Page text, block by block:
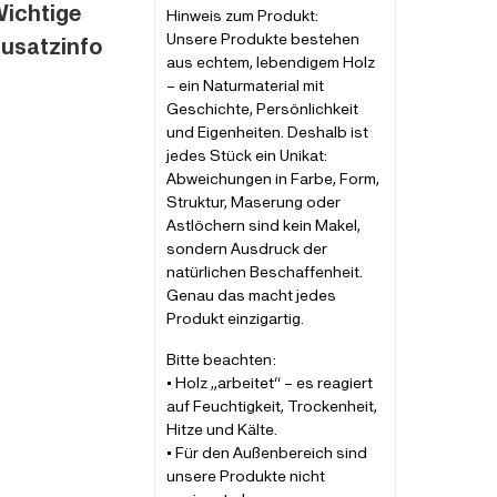
Hinweis zum Produkt:
Unsere Produkte bestehen
aus echtem, lebendigem Holz
– ein Naturmaterial mit
Geschichte, Persönlichkeit
und Eigenheiten. Deshalb ist
jedes Stück ein Unikat:
Abweichungen in Farbe, Form,
Struktur, Maserung oder
Astlöchern sind kein Makel,
sondern Ausdruck der
natürlichen Beschaffenheit.
Genau das macht jedes
Produkt einzigartig.
Bitte beachten:
• Holz „arbeitet“ – es reagiert
auf Feuchtigkeit, Trockenheit,
Hitze und Kälte.
• Für den Außenbereich sind
unsere Produkte nicht